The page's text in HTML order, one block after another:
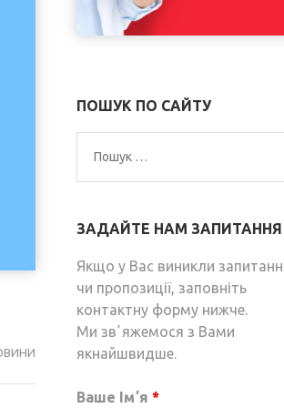
ПОШУК ПО САЙТУ
Пошук:
ЗАДАЙТЕ НАМ ЗАПИТАННЯ
Якщо у Вас виникли
чи пропозиції, заповніть
контактну форму нижче.
Ми звʼяжемося з Вами
якнайшвидше.
Ваше Імʼя *